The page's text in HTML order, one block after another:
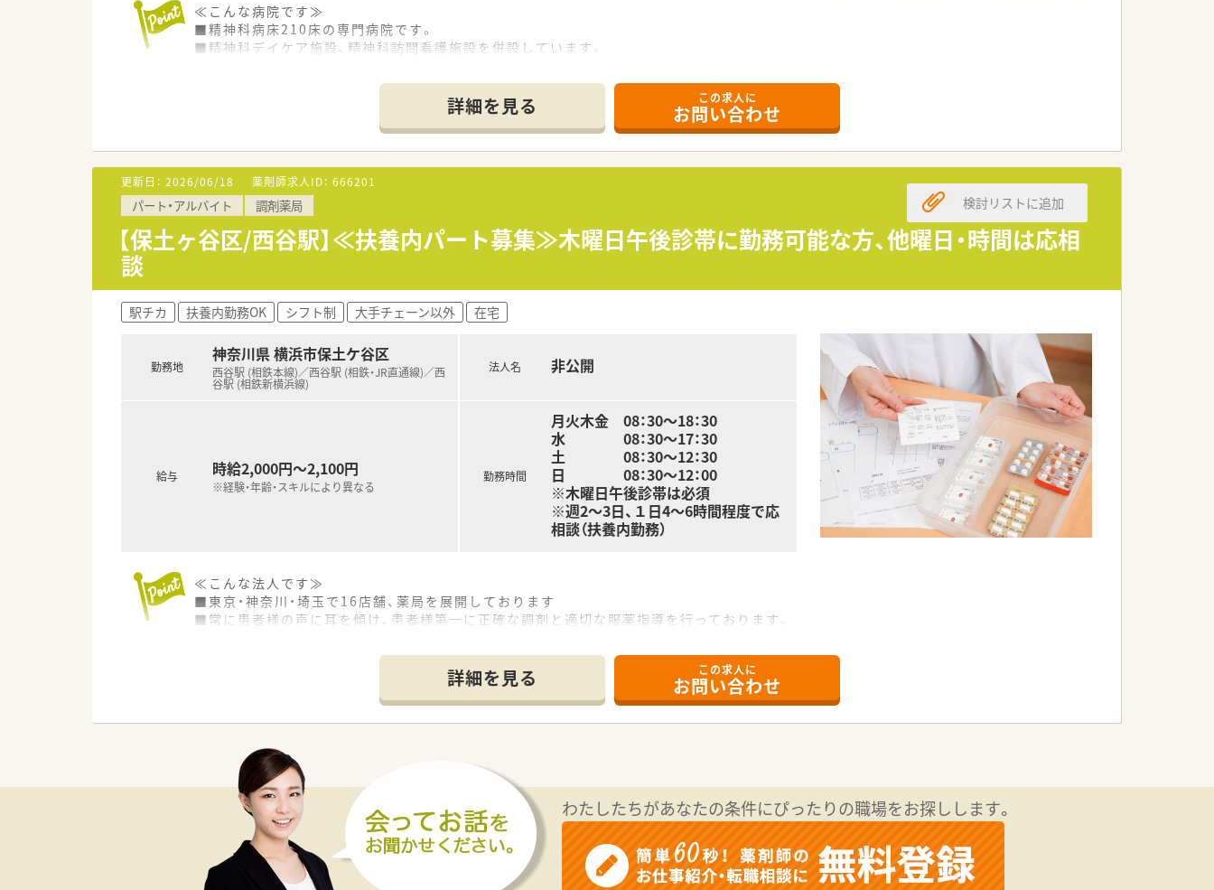
≪こんな病院です≫
■精神科病床210床の専門病院です。
■精神科デイケア施設、精神科訪問看護施設を併設しています。
■無料駐車場を完備しています。
■横浜駅西口、相鉄線西谷駅北口より無料送迎バスもございます。
■調剤業務は自動分包機による一包化調剤が主体となっています。
■機械により一包化された薬を薬剤師が監査を行います。
■入院中の患者さまが薬を安心して服薬していただけるように服薬指導にも力を入れています。
病気・症状の異なる患者さま一人ずつと面談をし、服薬中の薬の効能を知っていただき安心して治療が続けられるようにサポートしてい
ます。
■木、日、祝日は固定休みとなります。その他曜日の中で週2日～3日勤務となります。原則曜日固定でご勤務いただけます。
■17時終業！残業ありません
■週2日～3日、希望の勤務曜日はご相談ください。
詳細を見る この求人に
お問い合わせ
更新日： 2026/06/18 薬剤師求人ID： 666201
パート・アルバイト 調剤薬局
【保土ヶ谷区/西谷駅】≪扶養内パート募集≫木曜日午後診帯に勤務可能な方、他曜日・時間は応相
談
検討リストに追加
駅チカ 扶養内勤務OK シフト制 大手チェーン以外 在宅
勤務地
神奈川県 横浜市保土ケ谷区
西谷駅 (相鉄本線)／西谷駅 (相鉄・JR直通線)／西
谷駅 (相鉄新横浜線)
給与 時給2,000円～2,100円
※経験・年齢・スキルにより異なる
法人名 非公開
勤務時間
月火木金 08：30～18：30
水 08：30～17：30
土 08：30～12：30
日 08：30～12：00
※木曜日午後診帯は必須
※週2～3日、１日4～6時間程度で応
相談（扶養内勤務）
≪こんな法人です≫
■東京・神奈川・埼玉で16店舗、薬局を展開しております
■常に患者様の声に耳を傾け、患者様第一に正確な調剤と適切な服薬指導を行っております。
■全店舗に最終調剤監査システム・散薬調剤ロボットを導入しております。
■週所定労働時間が36時間・週休2.5日制、
会社としてワークライフバランスを提唱しております
■残業代は1分単位で支給です
■有休取得率は70%以上、店舗間の助け合いの精神が社風として根付いております
■有休の他に、ボランティア休暇や介護休暇、また産前産後休暇、育児休暇、時短勤務がございます。
■また男性の方も育児休暇を取得している方もいらっしゃいます。
≪こんな薬局です≫
■西谷駅（相鉄線）から徒歩5分の好立地です
■西谷商店街からすぐの場所にあります
≪業務内容≫
詳細を見る この求人に
お問い合わせ
わたしたちがあなたの条件にぴったりの職場をお探しします。